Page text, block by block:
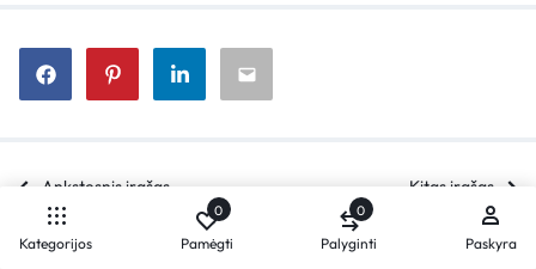
Ankstesnis įrašas Kitas įrašas
Kategorijos
0
Pamėgti
0
Palyginti Paskyra
Palyginkite produktus